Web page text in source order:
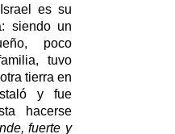
es su
siendo un
poco
tuvo
tierra en
y fue
hacerse
fuerte y